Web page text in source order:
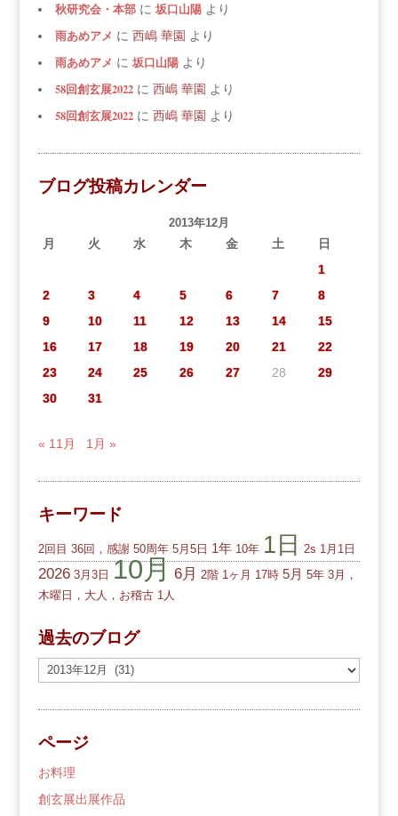
秋研究会・本部に 坂口山陽より
雨あめアメ に 西嶋 華園 より
雨あめアメ に 坂口山陽より
58回創玄展2022に 西嶋 華園 より
58回創玄展2022に 西嶋 華園 より
ブログ投稿カレンダー
2013年12月
月 火 水 木 金 土
日
1
2
3 4 5 6 7
8
9
10 11 12 13 14
15
16
17 18 19 20 21
22
23
24 25 26 27 28
29
30
31
« 11月 1月 »
キーワード
2回目 36回，感謝 50周年 5月5日 1年 10年 1日 2s 1月1日
2026 3月3日 10月 6月 2階 1ヶ月 17時 5月 5年 3月，
木曜日，大人，お稽古 1人
過去のブログ
過
去
の
ロ
グ
ページ
お料理
創玄展出展作品